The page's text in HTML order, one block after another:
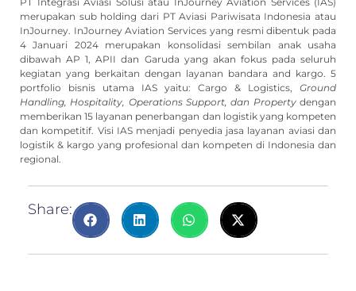
merupakan sub holding dari PT Aviasi Pariwisata Indonesia atau
InJourney. InJourney Aviation Services yang resmi dibentuk pada
4 Januari 2024 merupakan konsolidasi sembilan anak usaha
dibawah AP 1, APII dan Garuda yang akan fokus pada seluruh
kegiatan yang berkaitan dengan layanan bandara and kargo. 5
portfolio bisnis utama IAS yaitu: Cargo & Logistics, Ground
Handling, Hospitality, Operations Support, dan Propertydengan
memberikan 15 layanan penerbangan dan logistik yang kompeten
dan kompetitif. Visi IAS menjadi penyedia jasa layanan aviasi dan
logistik & kargo yang profesional dan kompeten di Indonesia dan
regional.
Share: